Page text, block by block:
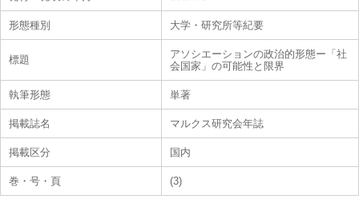
形態種別 大学・研究所等紀要
標題
アソシエーションの政治的形態ー「社
会国家」の可能性と限界
執筆形態 単著
掲載誌名 マルクス研究会年誌
掲載区分 国内
巻・号・頁 (3)